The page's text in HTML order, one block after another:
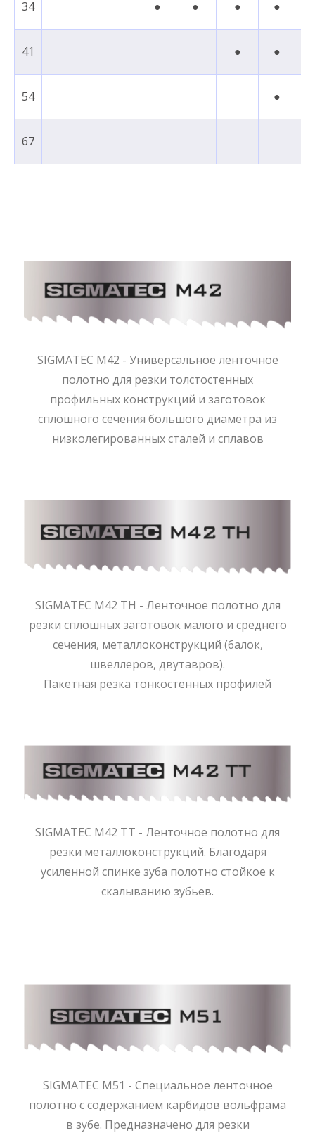
34 ● ● ● ●
41 ● ●
54 ●
67
SIGMATEC M42 - Универсальное ленточное
полотно для резки толстостенных
профильных конструкций и заготовок
сплошного сечения большого диаметра из
низколегированных сталей и сплавов
SIGMATEC M42 TH - Ленточное полотно для
резки сплошных заготовок малого и среднего
сечения, металлоконструкций (балок,
швеллеров, двутавров).
Пакетная резка тонкостенных профилей
SIGMATEC M42 TT - Ленточное полотно для
резки металлоконструкций. Благодаря
усиленной спинке зуба полотно стойкое к
скалыванию зубьев.
SIGMATEC M51 - Специальное ленточное
полотно с содержанием карбидов вольфрама
в зубе. Предназначено для резки